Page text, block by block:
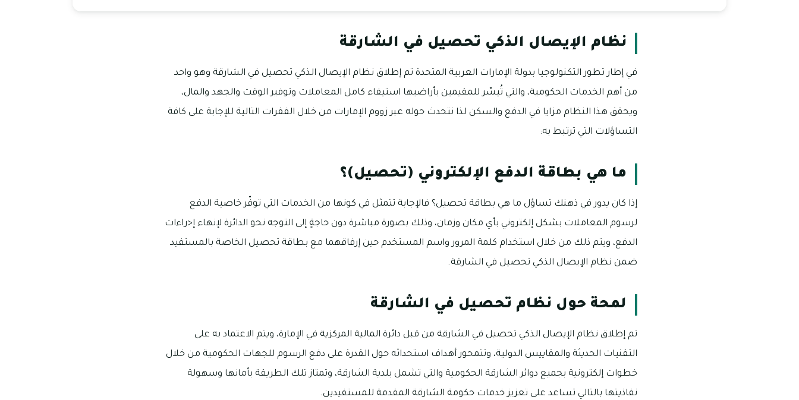
نظام الإيصال الذكي تحصيل في الشارقة
في إطار تطور التكنولوجيا بدولة الإمارات العربية المتحدة تم إطلاق نظام الإيصال الذكي تحصيل في الشارقة وهو واحد
من أهم الخدمات الحكومية، والتي تُيسّر للمقيمين بأراضيها استيفاء كامل المعاملات وتوفير الوقت والجهد والمال،
ويحقق هذا النظام مزايا في الدفع والسكن لذا نتحدث حوله عبر زووم الإمارات من خلال الفقرات التالية للإجابة على كافة
التساؤلات التي ترتبط به:
ما هي بطاقة الدفع الإلكتروني (تحصيل)؟
إذا كان يدور في ذهنك تساؤل ما هي بطاقة تحصيل؟ فالإجابة تتمثل في كونها من الخدمات التي توفّر خاصية الدفع
لرسوم المعاملات بشكل إلكتروني بأي مكان وزمان، وذلك بصورة مباشرة دون حاجةٍ إلى التوجه نحو الدائرة لإنهاء إ<راءات
الدفع، ويتم ذلك من خلال استخدام كلمة المرور واسم المستخدم حين إرفاقهما مع بطاقة تحصيل الخاصة بالمستفيد
ضمن نظام الإيصال الذكي تحصيل في الشارقة.
لمحة حول نظام تحصيل في الشارقة
تم إطلاق نظام الإيصال الذكي تحصيل في الشارقة من قبل دائرة المالية المركزية في الإمارة، ويتم الاعتماد به على
التقنيات الحديثة والمقاييس الدولية، وتتمحور أهداف استحداثه حول القدرة على دفع الرسوم للجهات الحكومية من خلال
خطوات إلكترونية بجميع دوائر الشارقة الحكومية والتي تشمل بلدية الشارقة، وتمتاز تلك الطريقة بأمانها وسهولة
نفاذيتها بالتالي تساعد على تعزيز خدمات حكومة الشارقة المقدمة للمستفيدين.